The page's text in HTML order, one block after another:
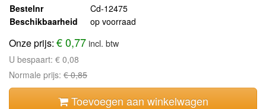
Bestelnr
Cd-12475
Beschikbaarheid
op voorraad
Onze prijs: € 0,77incl. btw
U bespaart: € 0,08
Normale prijs: € 0,85
Toevoegen aan winkelwagen